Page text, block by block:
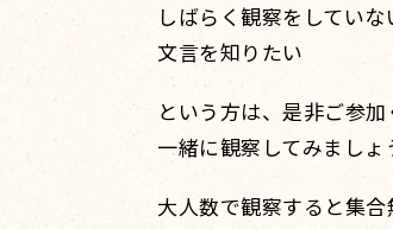
しばらく観察をしていな
文言を知りたい
という方は、是非ご参加
一緒に観察してみましょ
大人数で観察すると集合